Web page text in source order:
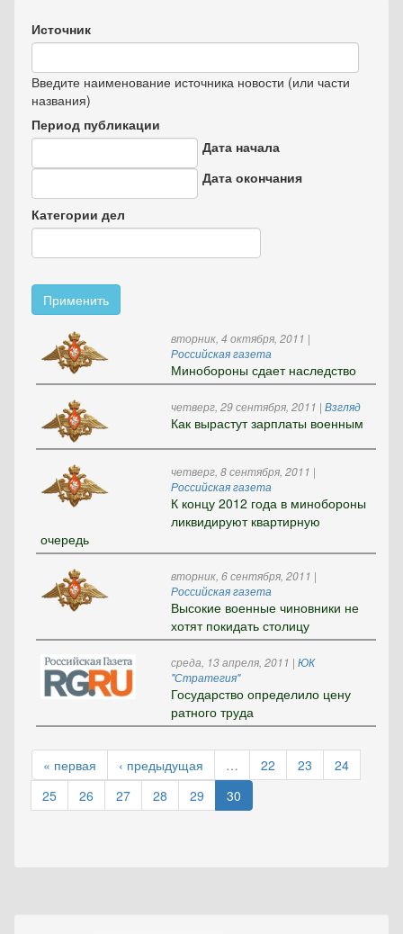
Источник
Введите наименование источника новости (или части
названия)
Период публикации
Дата начала
Дата окончания
Дата
Категории дел
Применить
вторник, 4 октября, 2011 |
Российская газета
Минобороны сдает наследство
четверг, 29 сентября, 2011 | Взгляд
Как вырастут зарплаты военным
четверг, 8 сентября, 2011 |
Российская газета
К концу 2012 года в минобороны
ликвидируют квартирную
очередь
вторник, 6 сентября, 2011 |
Российская газета
Высокие военные чиновники не
хотят покидать столицу
среда, 13 апреля, 2011 | ЮК
"Стратегия"
Государство определило цену
ратного труда
« первая ‹ предыдущая … 22 23
24
25
26 27 28 29 30